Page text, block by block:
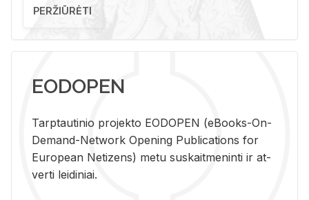
PERŽIŪRĖTI
EODOPEN
Tarp­tau­ti­nio pro­jek­to EO­DO­PEN (eBo­oks-On-
De­mand-Ne­twork Ope­ning Pub­li­ca­tions for
Eu­ro­pe­an Ne­ti­zens) metu su­skait­me­nin­ti ir at­
ver­ti lei­di­niai.